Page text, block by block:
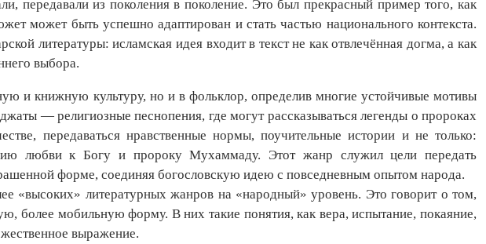
передавали из поколения в поколение. Это был прекрасный пример того, как
может быть успешно адаптирован и стать частью национального контекста.
литературы: исламская идея входит в текст не как отвлечённая догма, а как
выбора.
и книжную культуру, но и в фольклор, определив многие устойчивые мотивы
— религиозные песнопения, где могут рассказываться легенды о пророках
передаваться нравственные нормы, поучительные истории и не только:
любви к Богу и пророку Мухаммаду. Этот жанр служил цели передать
форме, соединяя богословскую идею с повседневным опытом народа.
«высоких» литературных жанров на «народный» уровень. Это говорит о том,
более мобильную форму. В них такие понятия, как вера, испытание, покаяние,
выражение.